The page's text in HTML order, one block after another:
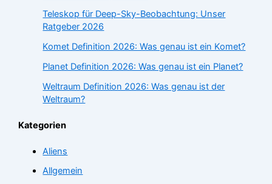
Teleskop für Deep-Sky-Beobachtung: Unser
Ratgeber 2026
Komet Definition 2026: Was genau ist ein Komet?
Planet Definition 2026: Was genau ist ein Planet?
Weltraum Definition 2026: Was genau ist der
Weltraum?
Kategorien
Aliens
Allgemein